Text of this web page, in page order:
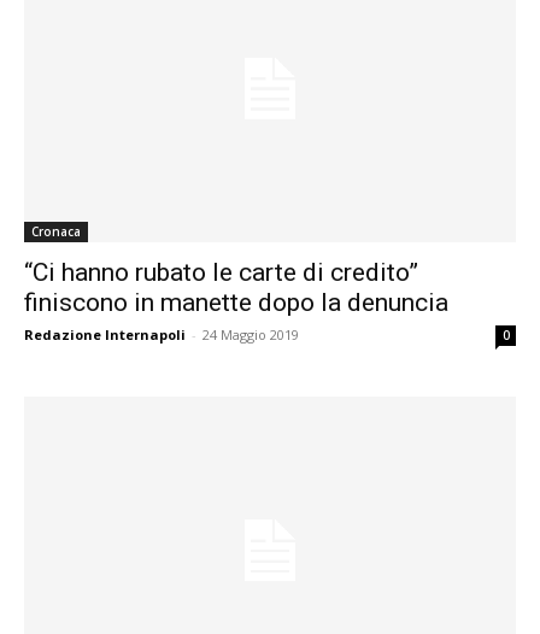
Cronaca
“Ci hanno rubato le carte di credito”
finiscono in manette dopo la denuncia
Redazione Internapoli - 24 Maggio 2019 0